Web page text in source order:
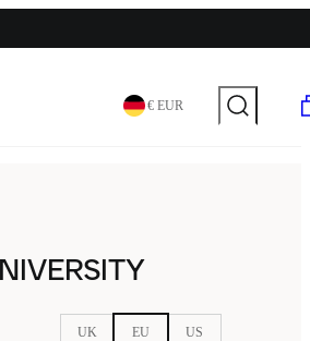
€ EUR
UK EU US